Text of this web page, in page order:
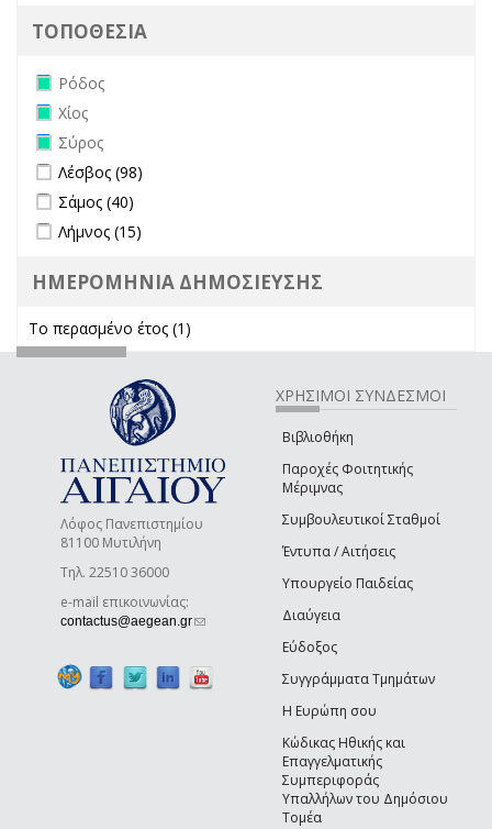
ΤΟΠΟΘΕΣΙΑ
Remove Ρόδος filter
Ρόδος
Remove Χίος filter
Χίος
Remove Σύρος filter
Σύρος
Apply Λέσβος filter
Λέσβος (98)
Apply Σάμος filter
Σάμος (40)
Apply Λήμνος filter
Λήμνος (15)
ΗΜΕΡΟΜΗΝΙΑ ΔΗΜΟΣΙΕΥΣΗΣ
Το περασμένο έτος (1)
Λόφος Πανεπιστημίου
81100 Μυτιλήνη
Τηλ. 22510 36000
e-mail επικοινωνίας:
contactus@aegean.gr(link sends e-mail)
ΧΡΗΣΙΜΟΙ ΣΥΝΔΕΣΜΟΙ
Βιβλιοθήκη
Παροχές Φοιτητικής
Μέριμνας
Συμβουλευτικοί Σταθμοί
Έντυπα / Αιτήσεις
Υπουργείο Παιδείας
Διαύγεια
Εύδοξος
Συγγράμματα Τμημάτων
Η Ευρώπη σου
Κώδικας Ηθικής και
Επαγγελματικής
Συμπεριφοράς
Υπαλλήλων του Δημόσιου
Τομέα